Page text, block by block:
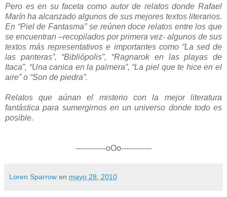
Pero es en su faceta como autor de relatos donde Rafael
Marín ha alcanzado algunos de sus mejores textos literarios.
En “Piel de Fantasma” se reúnen doce relatos entre los que
se encuentran –recopilados por primera vez- algunos de sus
textos más representativos e importantes como “La sed de
las panteras”, “Bibliópolis”, “Ragnarok en las playas de
Itaca”, “Una canica en la palmera”, “La piel que te hice en el
aire” o “Son de piedra”.
Relatos que aúnan el misterio con la mejor literatura
fantástica para sumergirnos en un universo donde todo es
posible.
------------oOo------------
Loren Sparrow en mayo 28, 2010